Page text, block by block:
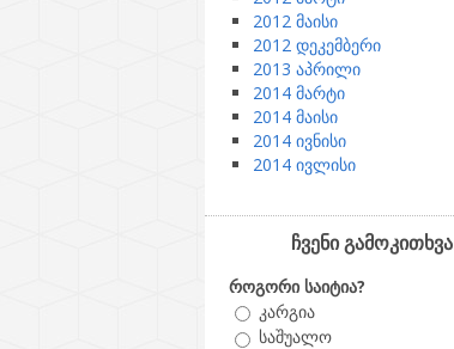
2012 მაისი
2012 დეკემბერი
2013 აპრილი
2014 მარტი
2014 მაისი
2014 ივნისი
2014 ივლისი
ჩვენი გამოკითხვა
როგორი საიტია?
კარგია
საშუალო